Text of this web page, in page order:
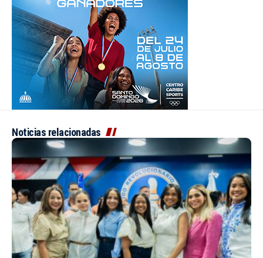
Noticias relacionadas